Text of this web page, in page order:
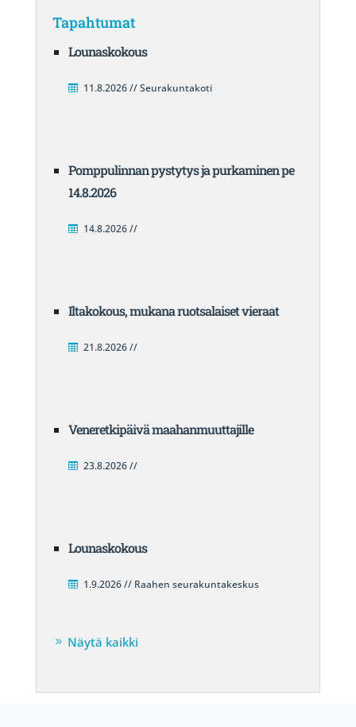
Tapahtumat
Lounaskokous
11.8.2026 // Seurakuntakoti
Pomppulinnan pystytys ja purkaminen pe
14.8.2026
14.8.2026 //
Iltakokous, mukana ruotsalaiset vieraat
21.8.2026 //
Veneretkipäivä maahanmuuttajille
23.8.2026 //
Lounaskokous
1.9.2026 // Raahen seurakuntakeskus
Näytä kaikki